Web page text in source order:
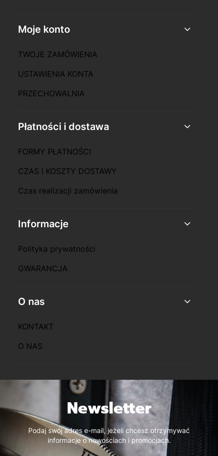
Moje konto
TWOJE ZAMÓWIENIA
USTAWIENIA KONTA
PRZECHOWALNIA
Płatności i dostawa
FORMY PŁATNOŚCI
CZAS I KOSZTY DOSTAWY
Czas realizacji zamówienia
Informacje
Polityka prywatności
GWARANCJA
O nas
KONTAKT
O NAS
Newsletter
Podaj swój adres e-mail, jeżeli chcesz otrzymywać
informacje o nowościach i promocjach.